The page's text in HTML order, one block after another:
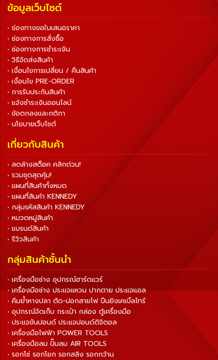
ข้อมูลเว็บไซต์
• ช่องทางขอใบเสนอราคา
• ช่องทางการสั่งซื้อ
• ช่องทางการชำระเงิน
• วิธีจัดส่งสินค้า
• เงื่อนไขการเปลี่ยน / คืนสินค้า
• เงื่อนไข PRE-ORDER
• การรับประกันสินค้า
• แจ้งชำระเงินออนไลน์
• ข้อตกลงและกติกา
• นโยบายเว็บไซต์
เกี่ยวกับสินค้า
• ลดล้างสต็อค คลิกด่วน!
• รวมชุดสุดคุ้ม!
• แผนที่สินค้าทั้งหมด
• แผนที่สินค้า KENNEDY
• กลุ่มรหัสสินค้า KENNEDY
• หมวดหมู่สินค้า
• แบรนด์สินค้า
• รีวิวสินค้า
กลุ่มสินค้าชั้นนำ
• เครื่องมือช่าง อุปกรณ์ฮาร์ดแวร์
• เครื่องมือช่าง ประแจแหวน ปากตาย ประแจแอล
• คีมย้ำหางปลา ตัด-ปอกสายไฟ ปืนยิงเคเบิ้ลไทร์
• อุปกรณ์จัดเก็บ กระเป๋า กล่อง ตู้เครื่องมือ
• ประแจขันปอนด์ ประแจปอนด์ดิจิตอล
• เครื่องมือไฟฟ้า POWER TOOLS
• เครื่องมือลม ปั๊มลม AIR TOOLS
• รอกโซ่ รอกโยก รอกสลิง รอกกว้าน